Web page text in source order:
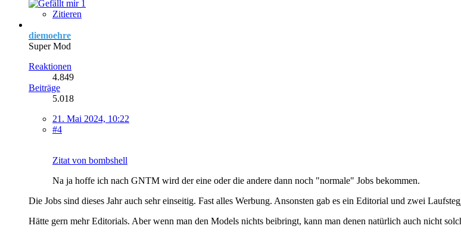
1
Zitieren
diemoehre
Super Mod
Reaktionen
4.849
Beiträge
5.018
21. Mai 2024, 10:22
#4
Zitat von bombshell
Na ja hoffe ich nach GNTM wird der eine oder die andere dann noch "normale" Jobs bekommen.
Die Jobs sind dieses Jahr auch sehr einseitig. Fast alles Werbung. Ansonsten gab es ein Editorial und zwei
Hätte gern mehr Editorials. Aber wenn man den Models nichts beibringt, kann man denen natürlich auch nicht